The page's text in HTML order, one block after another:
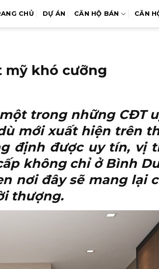
CHỦ DỰ ÁN CĂN HỘ BÁN CĂN
mỹ khó cưỡng
trong những CĐT
mới xuất hiện trên
định được uy tín, vị
không chỉ ở Bình
nơi đây sẽ mang lại
thượng.